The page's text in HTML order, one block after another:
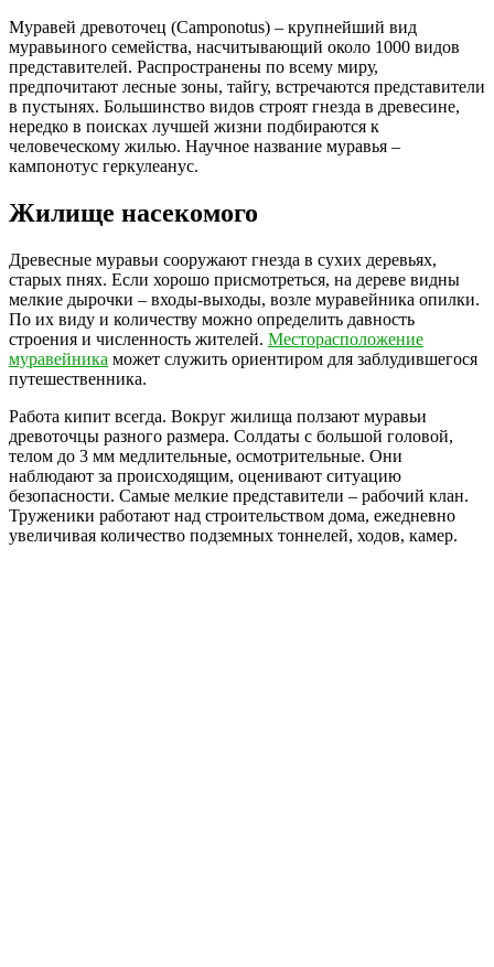
Муравей древоточец (Camponotus) – крупнейший вид
муравьиного семейства, насчитывающий около 1000 видов
представителей. Распространены по всему миру,
предпочитают лесные зоны, тайгу, встречаются представители
в пустынях. Большинство видов строят гнезда в древесине,
нередко в поисках лучшей жизни подбираются к
человеческому жилью. Научное название муравья –
кампонотус геркулеанус.
Жилище насекомого
Древесные муравьи сооружают гнезда в сухих деревьях,
старых пнях. Если хорошо присмотреться, на дереве видны
мелкие дырочки – входы-выходы, возле муравейника опилки.
По их виду и количеству можно определить давность
строения и численность жителей. Месторасположение
муравейника может служить ориентиром для заблудившегося
путешественника.
Работа кипит всегда. Вокруг жилища ползают муравьи
древоточцы разного размера. Солдаты с большой головой,
телом до 3 мм медлительные, осмотрительные. Они
наблюдают за происходящим, оценивают ситуацию
безопасности. Самые мелкие представители – рабочий клан.
Труженики работают над строительством дома, ежедневно
увеличивая количество подземных тоннелей, ходов, камер.